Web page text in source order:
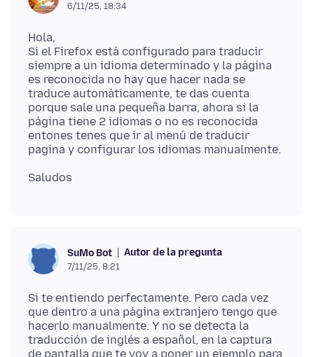
6/11/25, 18:34
Hola,
Si el Firefox está configurado para traducir
siempre a un idioma determinado y la página
es reconocida no hay que hacer nada se
traduce automáticamente, te das cuenta
porque sale una pequeña barra, ahora si la
página tiene 2 idiomas o no es reconocida
entones tenes que ir al menú de traducir
SuMo Bot Autor de la pregunta
7/11/25, 8:21
Si te entiendo perfectamente. Pero cada vez
que dentro a una página extranjero tengo que
hacerlo manualmente. Y no se detecta la
traducción de inglés a español, en la captura
de pantalla que te voy a poner un ejemplo para